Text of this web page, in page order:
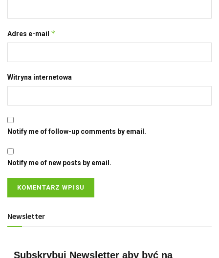
Adres e-mail *
Witryna internetowa
Notify me of follow-up comments by email.
Notify me of new posts by email.
Newsletter
Subskrybuj Newsletter aby być na